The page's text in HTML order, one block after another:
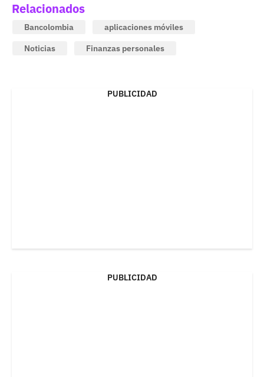
Relacionados
Bancolombia
aplicaciones móviles
Noticias
Finanzas personales
PUBLICIDAD
PUBLICIDAD